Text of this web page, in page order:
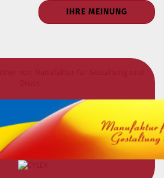
IHRE MEINUNG